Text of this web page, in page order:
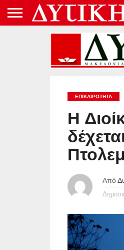
ΕΠΙΚΑΙΡΟΤΗΤΑ
Η
Από